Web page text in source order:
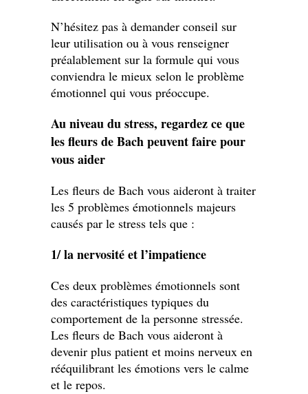
N’hésitez pas à demander conseil sur
leur utilisation ou à vous renseigner
préalablement sur la formule qui vous
conviendra le mieux selon le problème
émotionnel qui vous préoccupe.
Au niveau du stress, regardez ce que
les fleurs de Bach peuvent faire pour
vous aider
Les fleurs de Bach vous aideront à traiter
les 5 problèmes émotionnels majeurs
causés par le stress tels que :
1/ la nervosité et l’impatience
Ces deux problèmes émotionnels sont
des caractéristiques typiques du
comportement de la personne stressée.
Les fleurs de Bach vous aideront à
devenir plus patient et moins nerveux en
rééquilibrant les émotions vers le calme
et le repos.